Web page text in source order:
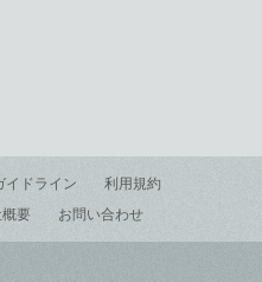
イドライン
利用規約
要 お問い合わせ